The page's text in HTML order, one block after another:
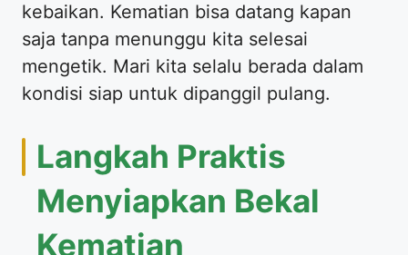
kebaikan. Kematian bisa datang kapan
saja tanpa menunggu kita selesai
mengetik. Mari kita selalu berada dalam
kondisi siap untuk dipanggil pulang.
Langkah Praktis
Menyiapkan Bekal
Kematian